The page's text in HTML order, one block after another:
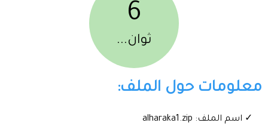
6
ثوان...
معلومات حول الملف:
✓ اسم الملف: alharaka1.zip